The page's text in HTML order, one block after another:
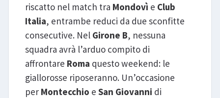
riscatto nel match tra Mondovì e Club
Italia, entrambe reduci da due sconfitte
consecutive. Nel Girone B, nessuna
squadra avrà l’arduo compito di
affrontare Roma questo weekend: le
giallorosse riposeranno. Un’occasione
per Montecchio e San Giovanni di